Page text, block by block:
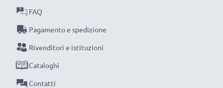
Sostituisci la batteria, non la macchina fotografica! È la
scelta più intelligente e più ecosostenibile che tu
possa fare, efficientando e riducendo l’impatto
ambientale e gli scarti superflui.
Scegli CELLONIC, scegli la lunga durata e l'efficienza,
non fare compromessi sulla qualità: ordina ora!
FAQ
Pagamento e spedizione
Rivenditori e istituzioni
Cataloghi
Contatti